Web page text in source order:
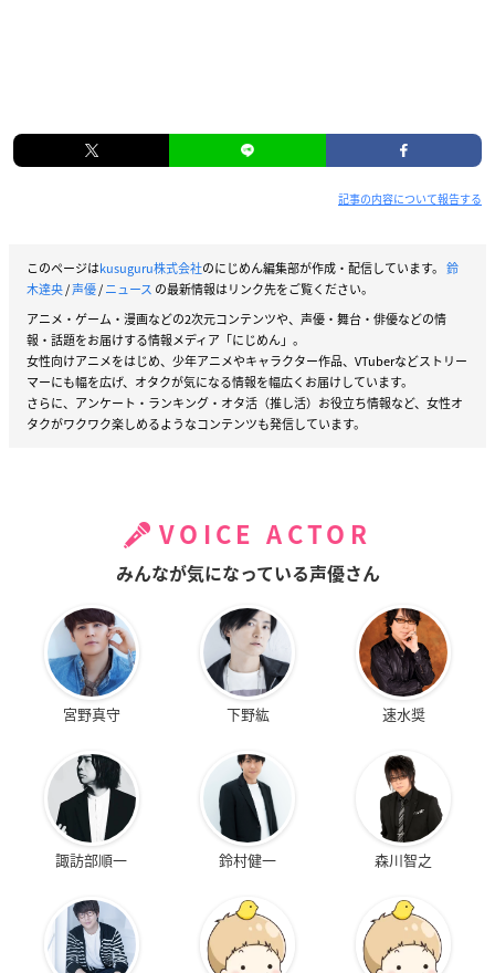
記事の内容について報告する
このページはkusuguru株式会社のにじめん編集部が作成・配信しています。 鈴
木達央/声優/ニュース の最新情報はリンク先をご覧ください。
アニメ・ゲーム・漫画などの2次元コンテンツや、声優・舞台・俳優などの情
報・話題をお届けする情報メディア「にじめん」。
女性向けアニメをはじめ、少年アニメやキャラクター作品、VTuberなどストリー
マーにも幅を広げ、オタクが気になる情報を幅広くお届けしています。
さらに、アンケート・ランキング・オタ活（推し活）お役立ち情報など、女性オ
タクがワクワク楽しめるようなコンテンツも発信しています。
VOICE ACTOR
みんなが気になっている声優さん
宮野真守 下野紘 速水奨
諏訪部順一 鈴村健一 森川智之